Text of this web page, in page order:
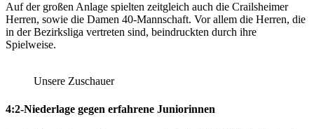
Auf der großen Anlage spielten zeitgleich auch die Crailsheimer
Herren, sowie die Damen 40-Mannschaft. Vor allem die Herren, die
in der Bezirksliga vertreten sind, beindruckten durch ihre
Spielweise.
Unsere Zuschauer
4:2-Niederlage gegen erfahrene Juniorinnen